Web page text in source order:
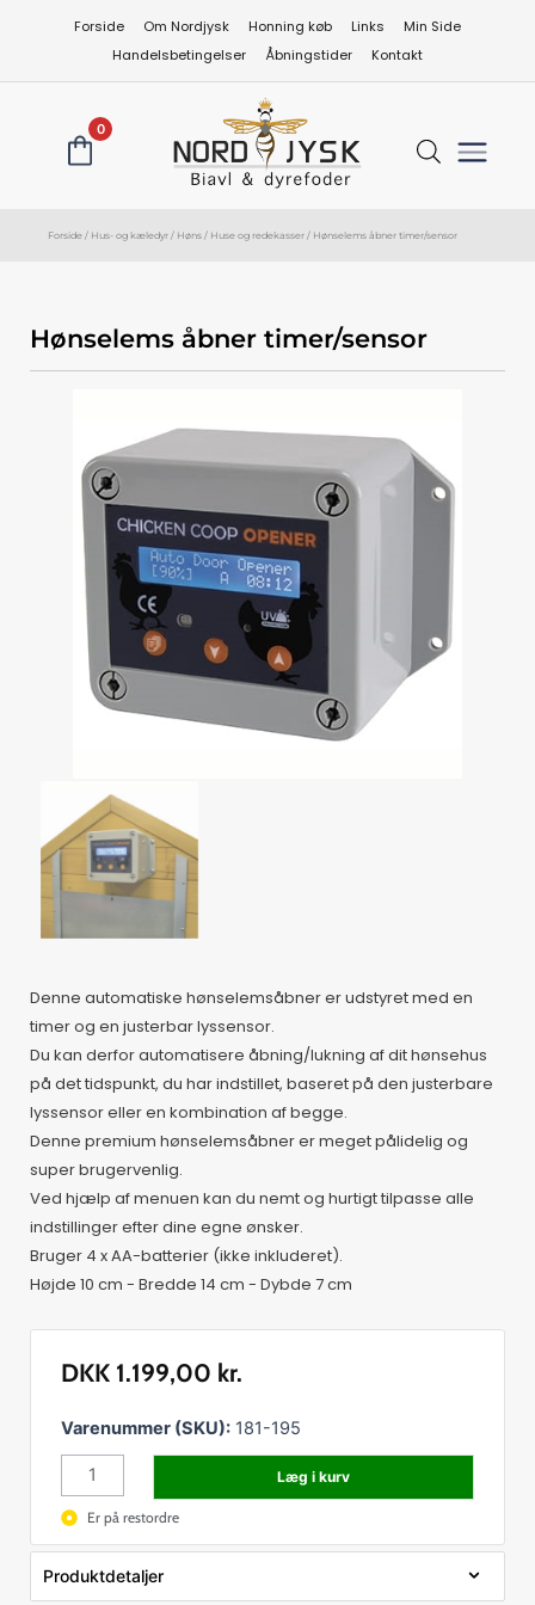
Forside Om Nordjysk Honning køb Links
Min Side
Handelsbetingelser
Åbningstider Kontakt
0
Forside / Hus- og kæledyr / Høns / Huse og redekasser / Hønselems åbner timer/sensor
Hønselems åbner timer/sensor
Denne automatiske hønselemsåbner er udstyret med en
timer og en justerbar lyssensor.
Du kan derfor automatisere åbning/lukning af dit hønsehus
på det tidspunkt, du har indstillet, baseret på den justerbare
lyssensor eller en kombination af begge.
Denne premium hønselemsåbner er meget pålidelig og
super brugervenlig.
Ved hjælp af menuen kan du nemt og hurtigt tilpasse alle
indstillinger efter dine egne ønsker.
Bruger 4 x AA-batterier (ikke inkluderet).
Højde 10 cm - Bredde 14 cm - Dybde 7 cm
DKK 1.199,00 kr.
Varenummer (SKU):181-195
Hønselems
åbner
timer/sensor
antal
Læg i kurv
Er på restordre
Produktdetaljer